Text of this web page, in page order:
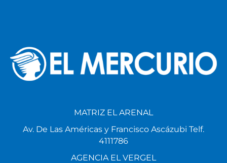
MATRIZ EL ARENAL
Av. De Las Américas y Francisco Ascázubi Telf.
4111786
AGENCIA EL VERGEL